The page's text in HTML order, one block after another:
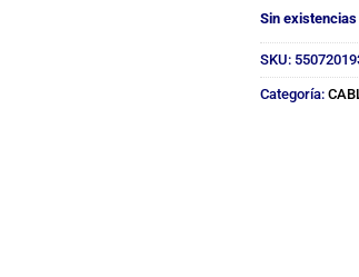
Sin existencias
SKU:
Categoría: